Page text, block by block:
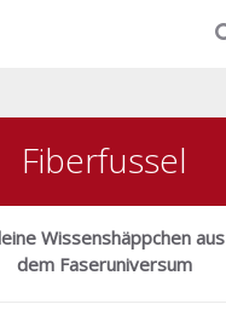
Fiberfussel
Wissenshäppchen aus
dem Faseruniversum